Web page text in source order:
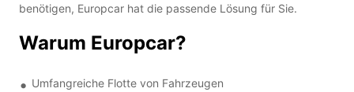
benötigen, Europcar hat die passende Lösung für Sie.
Warum Europcar?
Umfangreiche Flotte von Fahrzeugen